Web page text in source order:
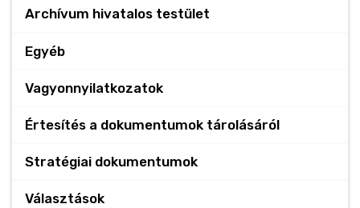
Archívum hivatalos testület
Egyéb
Vagyonnyilatkozatok
Értesítés a dokumentumok tárolásáról
Stratégiai dokumentumok
Választások